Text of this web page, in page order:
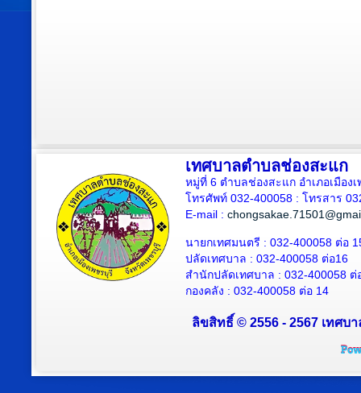
เทศบาลตำบลช่องสะแก
หมู่ที่ 6 ตำบลช่องสะแก อำเภอเมือง
โทรศัพท์ 032-400058 : โทรสาร
E-mail :
นายกเทศมนตรี : 032-400058 ต่อ
ปลัดเทศบาล : 032-400058 ต่อ16
สำนักปลัดเทศบาล : 032-400058 ต่
กองคลัง : 032-400058 ต่อ 14
ลิขสิทธิ์ © 2556 - 2567 เทศบ